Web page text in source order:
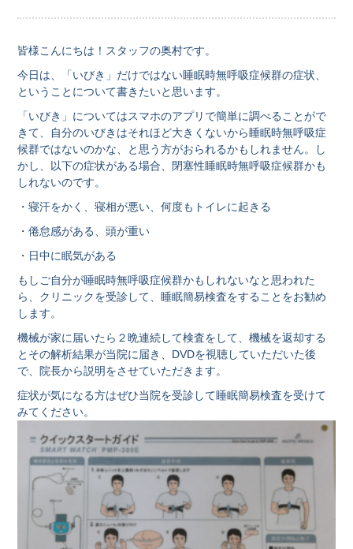
皆様こんにちは！スタッフの奥村です。
今日は、「いびき」だけではない睡眠時無呼吸症候群の症状、
ということについて書きたいと思います。
「いびき」についてはスマホのアプリで簡単に調べることがで
きて、自分のいびきはそれほど大きくないから睡眠時無呼吸症
候群ではないのかな、と思う方がおられるかもしれません。し
かし、以下の症状がある場合、閉塞性睡眠時無呼吸症候群かも
しれないのです。
・寝汗をかく、寝相が悪い、何度もトイレに起きる
・倦怠感がある、頭が重い
・日中に眠気がある
もしご自分が睡眠時無呼吸症候群かもしれないなと思われた
ら、クリニックを受診して、睡眠簡易検査をすることをお勧め
します。
機械が家に届いたら２晩連続して検査をして、機械を返却する
とその解析結果が当院に届き、DVDを視聴していただいた後
で、院長から説明をさせていただきます。
症状が気になる方はぜひ当院を受診して睡眠簡易検査を受けて
みてください。